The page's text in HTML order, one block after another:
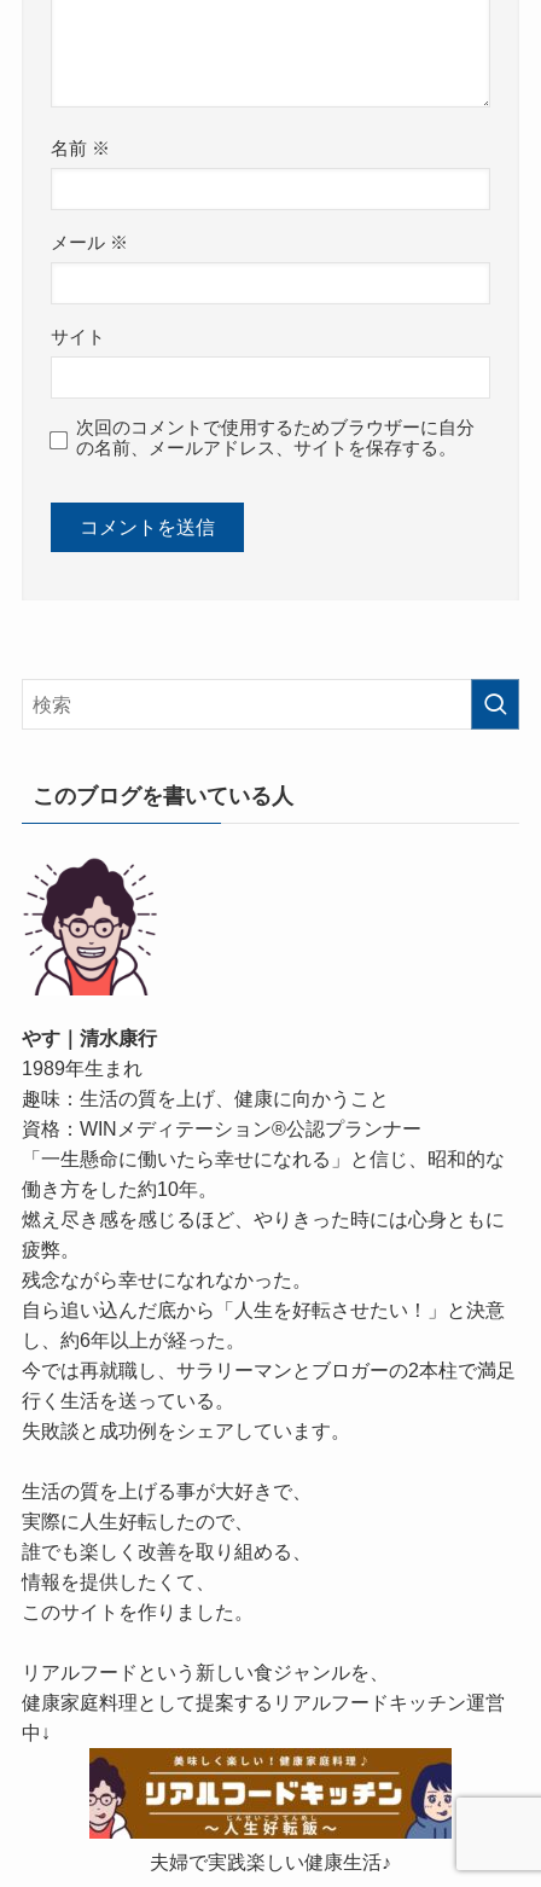
名前 ※
メール ※
サイト
次回のコメントで使用するためブラウザーに自分
の名前、メールアドレス、サイトを保存する。
このブログを書いている人
やす｜清水康行
1989年生まれ
趣味：生活の質を上げ、健康に向かうこと
資格：WINメディテーション®公認プランナー
「一生懸命に働いたら幸せになれる」と信じ、昭和的な
働き方をした約10年。
燃え尽き感を感じるほど、やりきった時には心身ともに
疲弊。
残念ながら幸せになれなかった。
自ら追い込んだ底から「人生を好転させたい！」と決意
し、約6年以上が経った。
今では再就職し、サラリーマンとブロガーの2本柱で満足
行く生活を送っている。
失敗談と成功例をシェアしています。
生活の質を上げる事が大好きで、
実際に人生好転したので、
誰でも楽しく改善を取り組める、
情報を提供したくて、
このサイトを作りました。
リアルフードという新しい食ジャンルを、
健康家庭料理として提案するリアルフードキッチン運営
中↓
夫婦で実践楽しい健康生活♪